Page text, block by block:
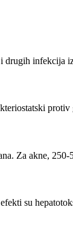
infekcija
Za akne,
su